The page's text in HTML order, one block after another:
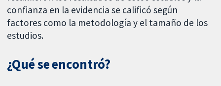
confianza en la evidencia se calificó según
factores como la metodología y el tamaño de los
estudios.
¿Qué se encontró?